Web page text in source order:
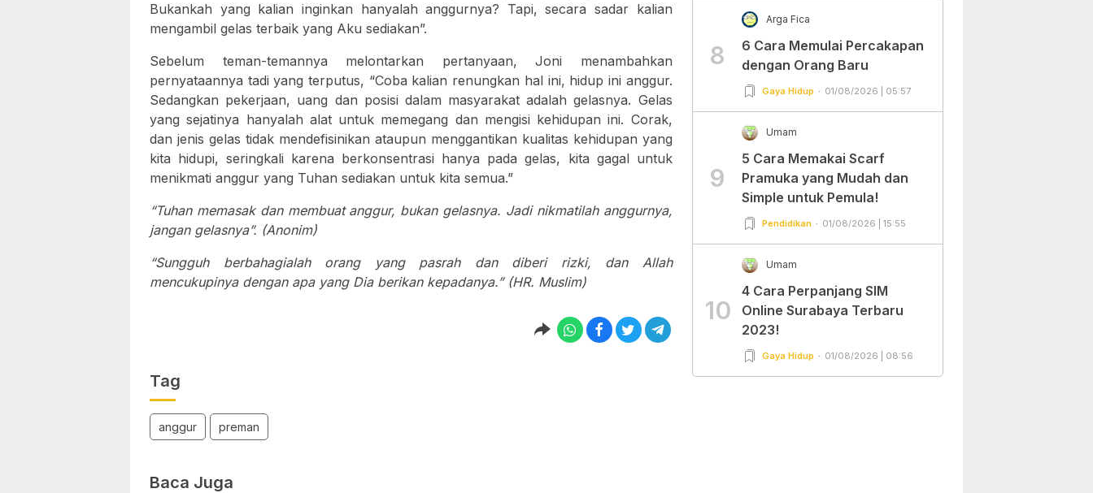
Bukankah yang kalian inginkan hanyalah anggurnya? Tapi, secara sadar kalian
mengambil gelas terbaik yang Aku sediakan”.
Sebelum teman-temannya melontarkan pertanyaan, Joni menambahkan
pernyataannya tadi yang terputus, “Coba kalian renungkan hal ini, hidup ini anggur.
Sedangkan pekerjaan, uang dan posisi dalam masyarakat adalah gelasnya. Gelas
yang sejatinya hanyalah alat untuk memegang dan mengisi kehidupan ini. Corak,
dan jenis gelas tidak mendefisinikan ataupun menggantikan kualitas kehidupan yang
kita hidupi, seringkali karena berkonsentrasi hanya pada gelas, kita gagal untuk
menikmati anggur yang Tuhan sediakan untuk kita semua.”
“Tuhan memasak dan membuat anggur, bukan gelasnya. Jadi nikmatilah anggurnya,
jangan gelasnya”. (Anonim)
“Sungguh berbahagialah orang yang pasrah dan diberi rizki, dan Allah
mencukupinya dengan apa yang Dia berikan kepadanya.” (HR. Muslim)
Tag
anggur preman
Baca Juga
8
Arga Fica
6 Cara Memulai Percakapan
dengan Orang Baru
Gaya Hidup 01/08/2026 | 05:57
9
Umam
5 Cara Memakai Scarf
Pramuka yang Mudah dan
Simple untuk Pemula!
Pendidikan 01/08/2026 | 15:55
10
Umam
4 Cara Perpanjang SIM
Online Surabaya Terbaru
2023!
Gaya Hidup 01/08/2026 | 08:56